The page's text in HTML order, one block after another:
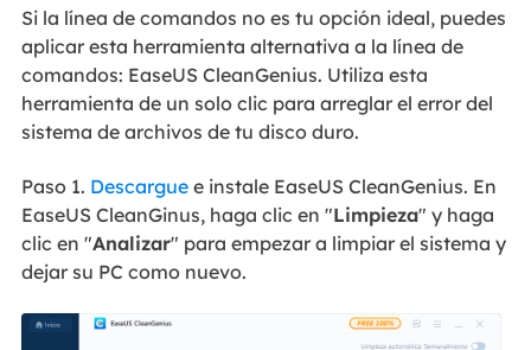
Si la línea de comandos no es tu opción ideal, puedes
aplicar esta herramienta alternativa a la línea de
comandos: EaseUS CleanGenius. Utiliza esta
herramienta de un solo clic para arreglar el error del
sistema de archivos de tu disco duro.
Paso 1. Descarguee instale EaseUS CleanGenius. En
EaseUS CleanGinus, haga clic en "Limpieza" y haga
clic en "Analizar" para empezar a limpiar el sistema y
dejar su PC como nuevo.